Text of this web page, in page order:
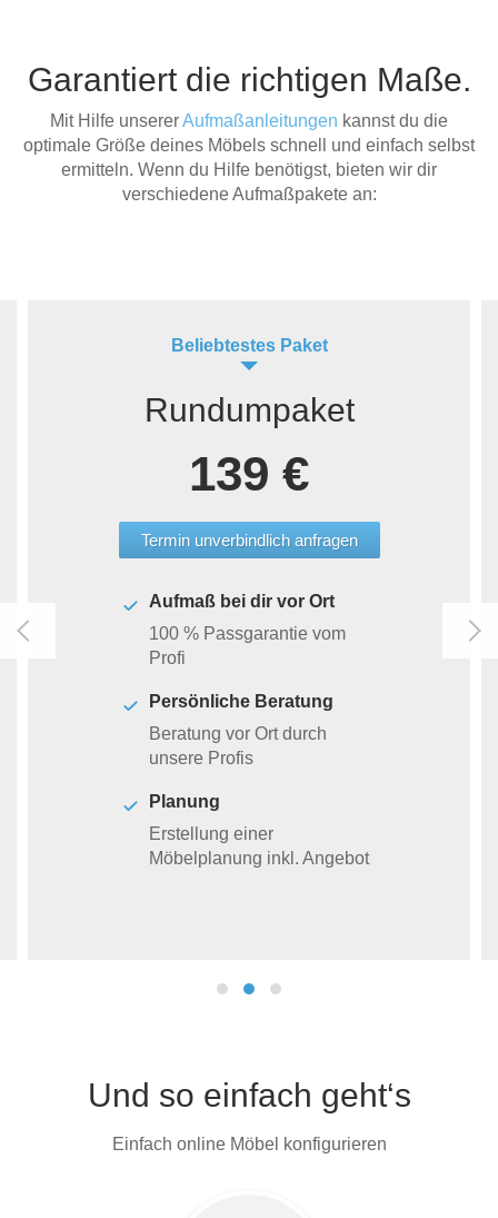
Garantiert die richtigen Maße.
Mit Hilfe unsererAufmaßanleitungen kannst du die
optimale Größe deines Möbels schnell und einfach selbst
ermitteln. Wenn du Hilfe benötigst, bieten wir dir
verschiedene Aufmaßpakete an:
Beliebtestes Paket
Rundumpaket
139 €
Termin unverbindlich anfragen
Aufmaß bei dir vor Ort
100 % Passgarantie vom
Profi
Persönliche Beratung
Beratung vor Ort durch
unsere Profis
Planung
Erstellung einer
Möbelplanung inkl. Angebot
Und so einfach geht‘s
Einfach online Möbel konfigurieren